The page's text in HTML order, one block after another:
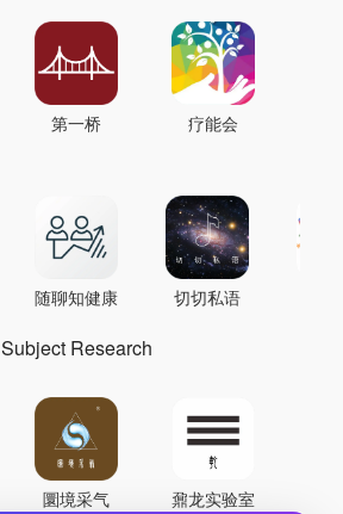
第一桥 疗能会
随聊知健康 切切私语
Subject Research
圜境采气 鼐龙实验室